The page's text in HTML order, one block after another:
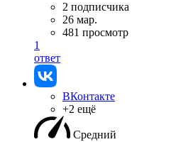
2 подписчика
26 мар.
481 просмотр
1
ответ
ВКонтакте
+2 ещё
Средний